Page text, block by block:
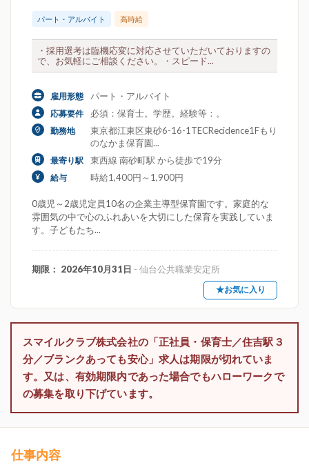
パート・アルバイト 高時給
・採用選考は臨機応変に対応させていただいておりますの
で、お気軽にご相談ください。・スピード...
雇用形態 パート・アルバイト
応募要件 必須：保育士。学歴。経験等：。
勤務地
東京都江東区東砂6-16-1TECRecidence1Fもり
のなかま保育園...
最寄り駅 東西線 南砂町駅 から徒歩で19分
給与 時給1,400円～1,900円
0歳児～2歳児定員10名の企業主導型保育園です。家庭的な
雰囲気の中で心のふれあいを大切にした保育を実践していま
す。子どもたち...
期限： 2026年10月31日 - 仙台公共職業安定所
★お気に入り
スマイルクラブ株式会社の「正社員・保育士／住吉駅３
分／ブランクあっても安心」求人は期限が切れていま
す。又は、有効期限内であった場合でもハローワークで
の募集を取り下げています。
仕事内容